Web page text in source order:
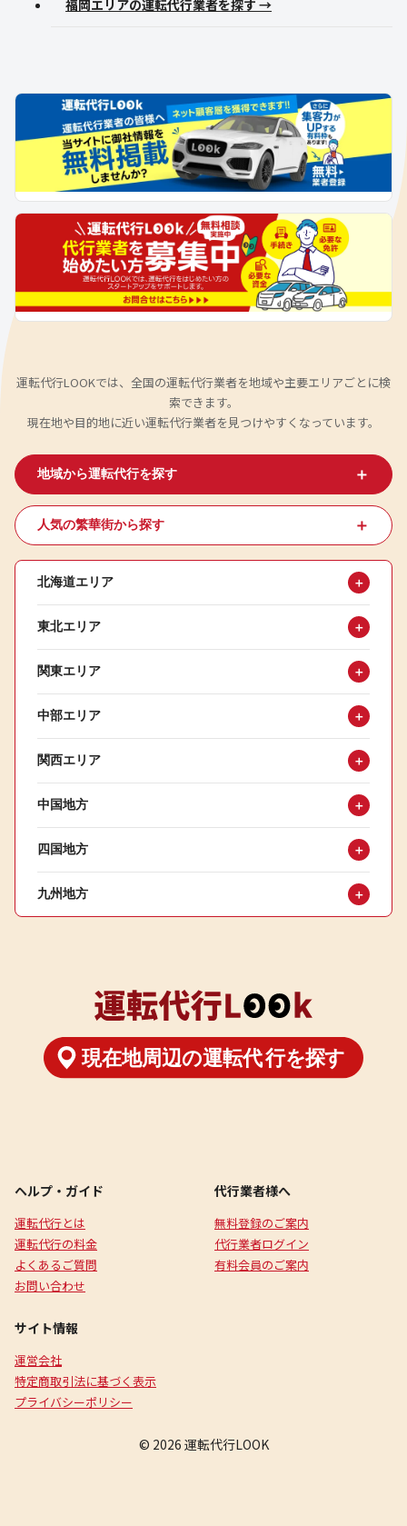
福岡エリアの運転代行業者を探す →
運転代行LOOKでは、全国の運転代行業者を地域や主要エリアごとに検
索できます。
現在地や目的地に近い運転代行業者を見つけやすくなっています。
地域から運転代行を探す ＋
人気の繁華街から探す ＋
北海道エリア ＋
東北エリア ＋
関東エリア ＋
中部エリア ＋
関西エリア ＋
中国地方 ＋
四国地方 ＋
九州地方 ＋
ヘルプ・ガイド
運転代行とは
運転代行の料金
よくあるご質問
お問い合わせ
代行業者様へ
無料登録のご案内
代行業者ログイン
有料会員のご案内
サイト情報
運営会社
特定商取引法に基づく表示
プライバシーポリシー
© 2026 運転代行LOOK